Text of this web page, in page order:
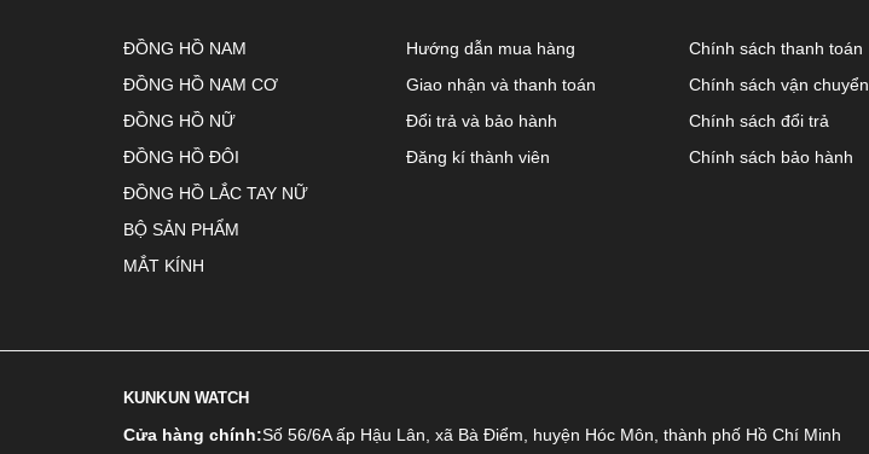
ĐỒNG HỒ NAM
ĐỒNG HỒ NAM CƠ
ĐỒNG HỒ NỮ
ĐỒNG HỒ ĐÔI
ĐỒNG HỒ LẮC TAY NỮ
BỘ SẢN PHẨM
MẮT KÍNH
Hướng dẫn mua hàng
Giao nhận và thanh toán
Đổi trả và bảo hành
Đăng kí thành viên
Chính sách thanh toán
Chính sách vận chuyển
Chính sách đổi trả
Chính sách bảo hành
KUNKUN WATCH
Cửa hàng chính:Số 56/6A ấp Hậu Lân, xã Bà Điểm, huyện Hóc Môn, thành phố Hồ Chí Minh